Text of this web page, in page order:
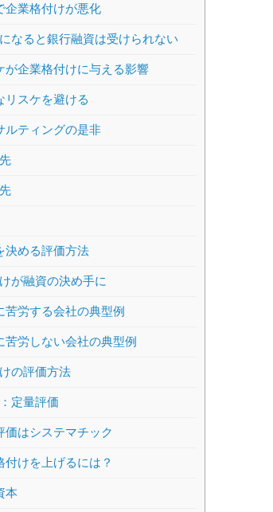
企業格付けが悪化
なると銀行融資は受けられない
が企業格付けに与える影響
リスケを避ける
ルティングの是非
決める評価方法
が融資の決め手に
苦労する会社の典型例
苦労しない会社の典型例
の評価方法
定量評価
価はシステマチック
付けを上げるには？
本